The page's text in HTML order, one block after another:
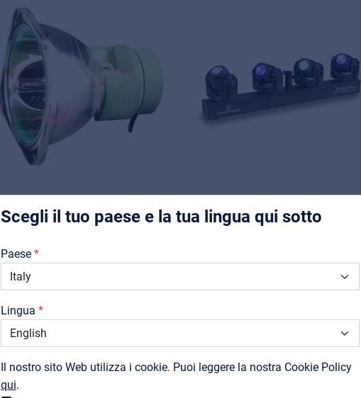
Scegli il tuo paese e la tua lingua qui sotto
Paese
Lingua
Il nostro sito Web utilizza i cookie. Puoi leggere la nostra Cookie Policy
qui.
Music Retail
For Music retailers | Musicians & bands | Music schools
Downloads
Cataloghi
Support
Contatti
MyFrenex
7R-LAMP
MHL-230 & MHL-230-MKII
Visualizza prodotto
AXIS IV MKII
Beam Moving Head
Visualizza prodotto